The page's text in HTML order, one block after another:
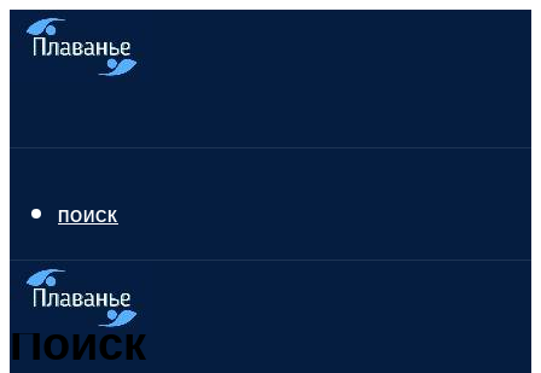
ПОИСК
Поиск